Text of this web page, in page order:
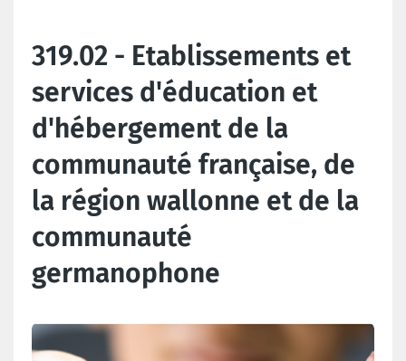
319.02 - Etablissements et
services d'éducation et
d'hébergement de la
communauté française, de
la région wallonne et de la
communauté
germanophone
Dernières actualités